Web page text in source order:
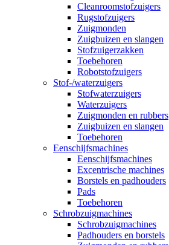
Cleanroomstofzuigers
Rugstofzuigers
Zuigmonden
Zuigbuizen en slangen
Stofzuigerzakken
Toebehoren
Robotstofzuigers
Stof-/waterzuigers
Stofwaterzuigers
Waterzuigers
Zuigmonden en rubbers
Zuigbuizen en slangen
Toebehoren
Eenschijfsmachines
Eenschijfsmachines
Excentrische machines
Borstels en padhouders
Pads
Toebehoren
Schrobzuigmachines
Schrobzuigmachines
Padhouders en borstels